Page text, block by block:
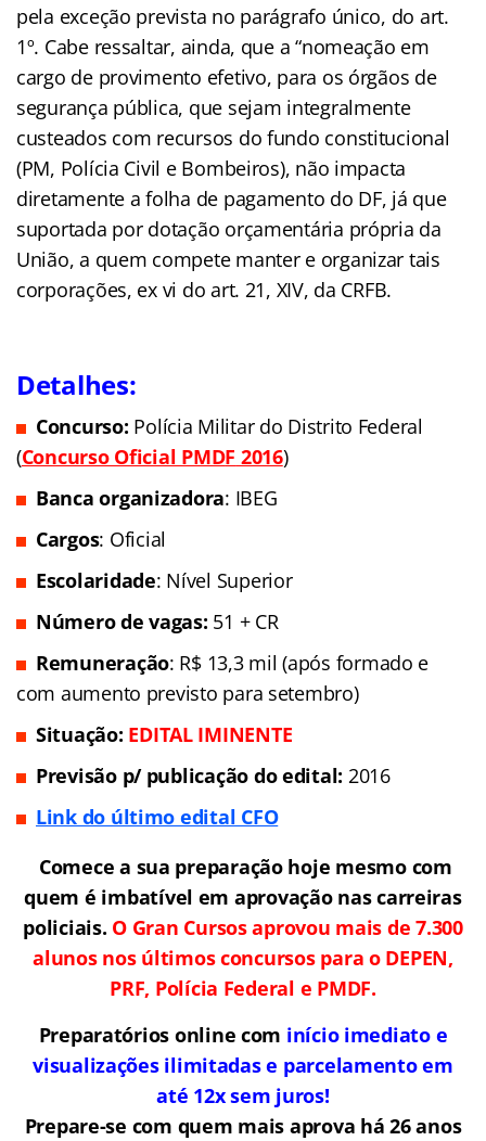
pela exceção prevista no parágrafo único, do art.
1º. Cabe ressaltar, ainda, que a “nomeação em
cargo de provimento efetivo, para os órgãos de
segurança pública, que sejam integralmente
custeados com recursos do fundo constitucional
(PM, Polícia Civil e Bombeiros), não impacta
diretamente a folha de pagamento do DF, já que
suportada por dotação orçamentária própria da
União, a quem compete manter e organizar tais
corporações, ex vi do art. 21, XIV, da CRFB.
Detalhes:
Concurso: Polícia Militar do Distrito Federal
(Concurso Oficial PMDF 2016)
Banca organizadora: IBEG
Cargos: Oficial
Escolaridade: Nível Superior
Número de vagas: 51 + CR
Remuneração: R$ 13,3 mil (após formado e
com aumento previsto para setembro)
Situação: EDITAL IMINENTE
Previsão p/ publicação do edital: 2016
Link do último edital CFO
Comece a sua preparação hoje mesmo com
quem é imbatível em aprovação nas carreiras
policiais. O Gran Cursos aprovou mais de 7.300
alunos nos últimos concursos para o DEPEN,
PRF, Polícia Federal e PMDF.
Preparatórios online com início imediato e
visualizações ilimitadas e parcelamento em
até 12x sem juros!
Prepare-se com quem mais aprova há 26 anos